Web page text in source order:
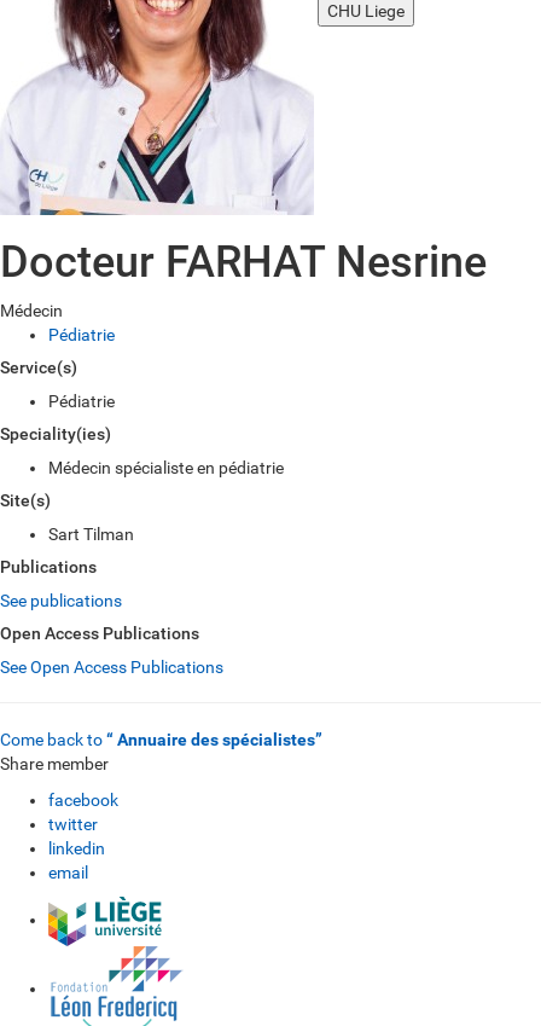
CHU Liege
Docteur FARHAT Nesrine
Médecin
Pédiatrie
Service(s)
Pédiatrie
Speciality(ies)
Médecin spécialiste en pédiatrie
Site(s)
Sart Tilman
Publications
See publications
Open Access Publications
See Open Access Publications
Come back to“ Annuaire des spécialistes”
Share member
facebook
twitter
linkedin
email